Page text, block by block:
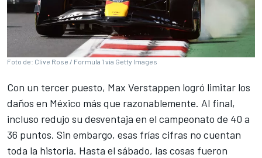
Foto de: Clive Rose / Formula 1 via Getty Images
Con un tercer puesto, Max Verstappen logró limitar los
daños en México más que razonablemente. Al final,
incluso redujo su desventaja en el campeonato de 40 a
36 puntos. Sin embargo, esas frías cifras no cuentan
toda la historia. Hasta el sábado, las cosas fueron